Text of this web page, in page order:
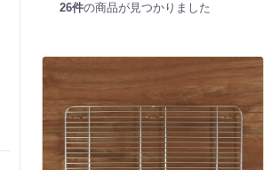
26件の商品が見つかりました